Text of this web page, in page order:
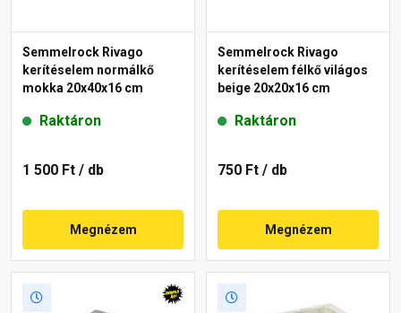
Semmelrock Rivago
kerítéselem normálkő
mokka 20x40x16 cm
Raktáron
1 500 Ft / db
Megnézem
Semmelrock Rivago
kerítéselem félkő világos
beige 20x20x16 cm
Raktáron
750 Ft / db
Megnézem